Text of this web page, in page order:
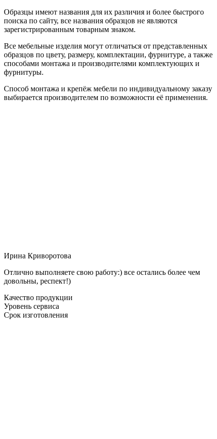
Образцы имеют названия для их различия и более быстрого
поиска по сайту, все названия образцов не являются
зарегистрированным товарным знаком.
Все мебельные изделия могут отличаться от представленных
образцов по цвету, размеру, комплектации, фурнитуре, а также
способами монтажа и производителями комплектующих и
фурнитуры.
Способ монтажа и крепёж мебели по индивидуальному заказу
выбирается производителем по возможности её применения.
Ирина Криворотова
Отлично выполняете свою работу:) все остались более чем
довольны, респект!)
Качество продукции
Уровень сервиса
Срок изготовления